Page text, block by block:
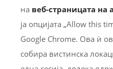
на веб-страницата на
ја опцијата „Allow this
Google Chrome. Ова ѝ
собира вистинска